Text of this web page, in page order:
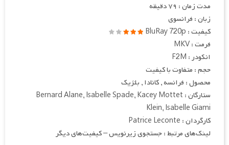
مدت زمان : ۷۹ دقیقه
زبان : فرانسوی
کیفیت : BluRay 720p
فرمت : MKV
انکودر : F2M
حجم : متفاوت با کیفیت
محصول : فرانسه , کانادا , بلژیک
ستارگان : Bernard Alane, Isabelle Spade, Kacey Mottet
Klein, Isabelle Giami
کارگردان : Patrice Leconte
لینک‌های مرتبط : جستجوی زیرنویس – کیفیت‌های دیگر